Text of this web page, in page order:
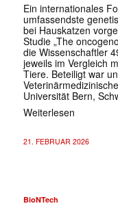
Ein internationales
umfassendste
bei Hauskatzen
Studie „The
die Wissenschaftler
jeweils im Vergleich
Tiere. Beteiligt war
Universität Bern,
Weiterlesen
21. FEBRUAR 2026
BioNTech